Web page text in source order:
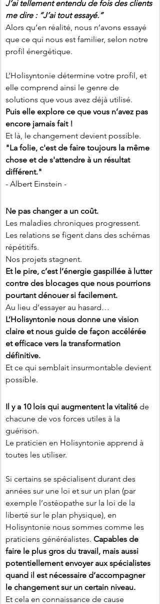
J’ai tellement entendu de fois des clients
me dire : “J’ai tout essayé.”
Alors qu’en réalité, nous n’avons essayé
que ce qui nous est familier, selon notre
profil énergétique.
L’Holisyntonie détermine votre profil, et
elle comprend ainsi le genre de
solutions que vous avez déjà utilisé.
Puis elle explore ce que vous n’avez pas
encore jamais fait !
Et là, le changement devient possible.
"La folie, c'est de faire toujours la même
chose et de s'attendre à un résultat
différent."
- Albert Einstein -
Ne pas changer a un coût.
Les maladies chroniques progressent.
Les relations se figent dans des schémas
répétitifs.
Nos projets stagnent.
Et le pire, c’est l’énergie gaspillée à lutter
contre des blocages que nous pourrions
pourtant dénouer si facilement.
Au lieu d’essayer au hasard…
L’Holisyntonie nous donne une vision
claire et nous guide de façon accélérée
et efficace vers la transformation
définitive.
Et ce qui semblait insurmontable devient
possible.
Il y a 10 lois qui augmentent la vitalité de
chacune de vos forces utiles à la
guérison.
Le praticien en Holisyntonie apprend à
toutes les utiliser.
Si certains se spécialisent durant des
années sur une loi et sur un plan (par
exemple l’ostéopathe sur la loi de la
liberté sur le plan physique), en
Holisyntonie nous sommes comme les
praticiens généréalistes. Capables de
faire le plus gros du travail, mais aussi
potentiellement envoyer aux spécialistes
quand il est nécessaire d’accompagner
le changement sur un certain niveau.
Et cela en connaissance de cause